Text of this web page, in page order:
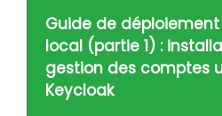
Guide de déploiement
local (partie 1) :
gestion des comptes
Keycloak